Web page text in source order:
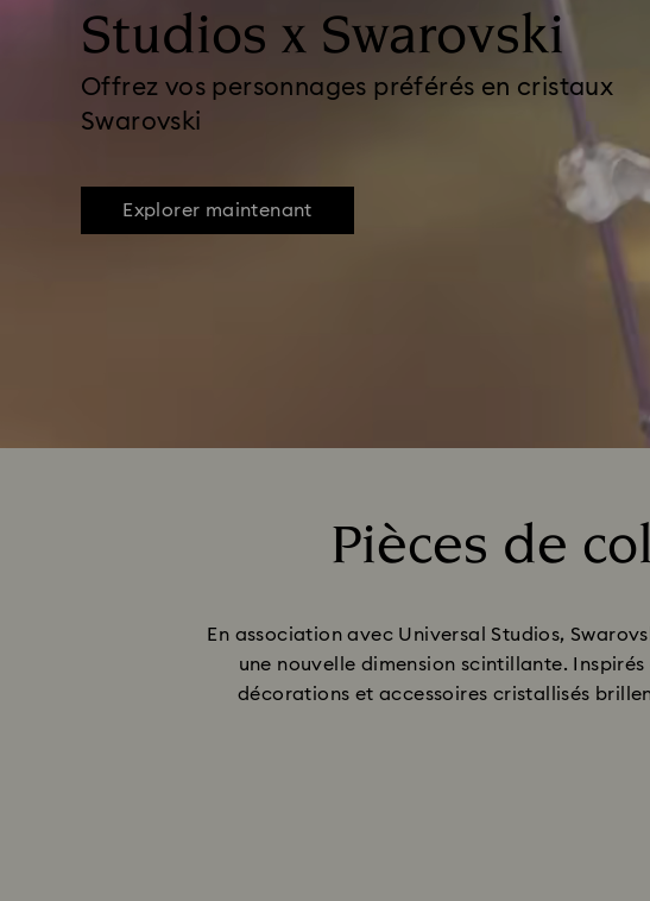
Studios x Swarovski
Offrez vos personnages préférés en cristaux
Swarovski
Explorer maintenant
Pièces de
En association avec Universal Studios,
une nouvelle dimension scintillante.
décorations et accessoires cristallisés